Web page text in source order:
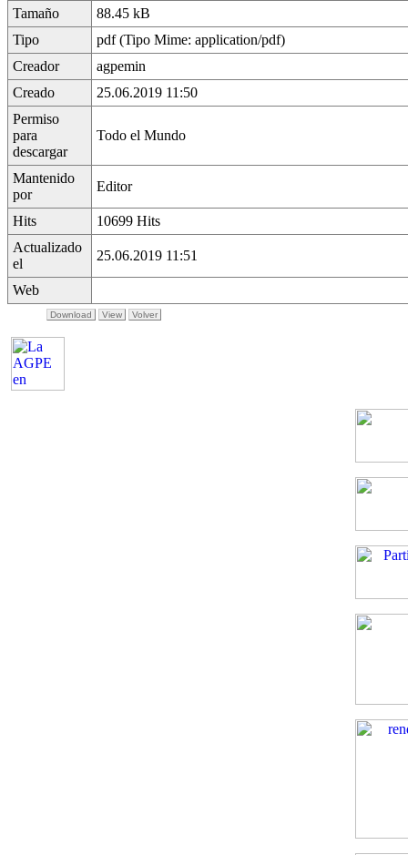
Tamaño
88.45 kB
Tipo
pdf (Tipo Mime: application/pdf)
Creador
agpemin
Creado
25.06.2019 11:50
Permiso
para
descargar
Todo el Mundo
Mantenido
por
Editor
Hits
10699 Hits
Actualizado
el
25.06.2019 11:51
Web
Download View Volver